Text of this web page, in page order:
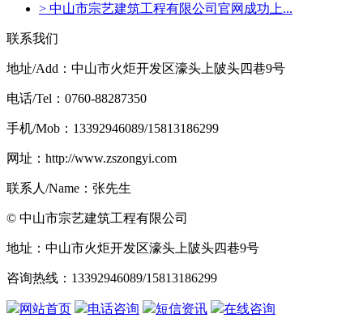
> 中山市宗艺建筑工程有限公司官网成功上...
联系我们
地址/Add：中山市火炬开发区濠头上陂头四巷9号
电话/Tel：0760-88287350
手机/Mob：13392946089/15813186299
网址：http://www.zszongyi.com
联系人/Name：张先生
© 中山市宗艺建筑工程有限公司
地址：中山市火炬开发区濠头上陂头四巷9号
咨询热线：13392946089/15813186299
网站首页 电话咨询 短信资讯 在线咨询